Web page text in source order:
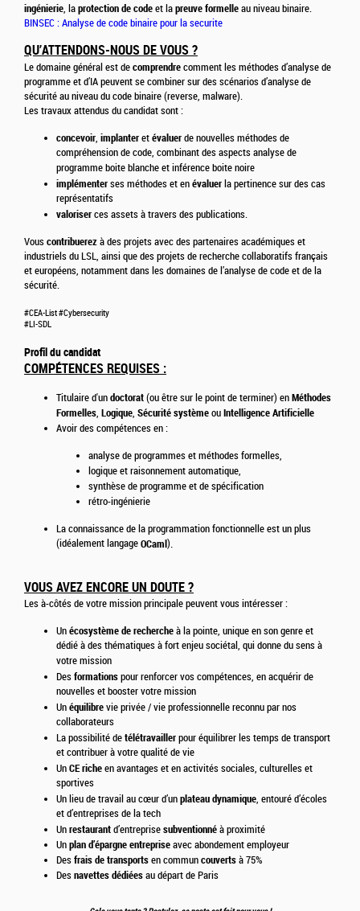
ingénierie , la protection de code et la preuve formelle au niveau binaire.
BINSEC : Analyse de code binaire pour la securite
QU’ATTENDONS-NOUS DE VOUS ?
Le domaine général est de comprendre comment les méthodes d’analyse de
programme et d’IA peuvent se combiner sur des scénarios d’analyse de
sécurité au niveau du code binaire (reverse, malware).
Les travaux attendus du candidat sont :
concevoir implanter et évaluer de nouvelles méthodes de
compréhension de code, combinant des aspects analyse de
programme boite blanche et inférence boite noire
implémenter ses méthodes et en évaluer la pertinence sur des cas
représentatifs
valoriser ces assets à travers des publications.
Vous contribuerez à des projets avec des partenaires académiques et
industriels du LSL, ainsi que des projets de recherche collaboratifs français
et européens, notamment dans les domaines de l’analyse de code et de la
sécurité.
#CEA-List #Cybersecurity
#LI-SDL
Profil du candidat
COMPÉTENCES REQUISES :
Titulaire d'un doctorat (ou être sur le point de terminer) en Méthodes
Formelles Logique Sécurité système ou Intelligence Artificielle
Avoir des compétences en :
analyse de programmes et méthodes formelles,
logique et raisonnement automatique,
synthèse de programme et de spécification
rétro-ingénierie
La connaissance de la programmation fonctionnelle est un plus
(idéalement langageOCaml).
VOUS AVEZ ENCORE UN DOUTE ?
Les à-côtés de votre mission principale peuvent vous intéresser :
Un écosystème de recherche à la pointe, unique en son genre et
dédié à des thématiques à fort enjeu sociétal, qui donne du sens à
votre mission
Des formations pour renforcer vos compétences, en acquérir de
nouvelles et booster votre mission
Un équilibre vie privée / vie professionnelle reconnu par nos
collaborateurs
La possibilité de télétravailler pour équilibrer les temps de transport
et contribuer à votre qualité de vie
Un CE riche en avantages et en activités sociales, culturelles et
sportives
Un lieu de travail au cœur d’un plateau dynamique , entouré d’écoles
et d’entreprises de la tech
Un restaurant d’entreprise subventionné à proximité
Un plan d’épargne entreprise avec abondement employeur
Des frais de transports en commun couverts à 75%
Des navettes dédiées au départ de Paris